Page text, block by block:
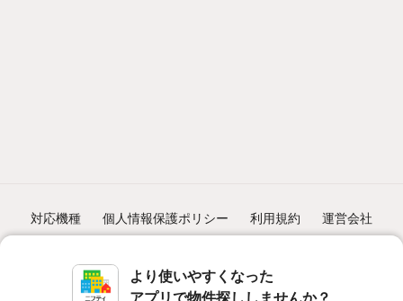
より使いやすくなった
アプリで物件探ししませんか？
対応機種 個人情報保護ポリシー 利用規約 運営会社